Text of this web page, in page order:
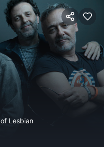
Lesbian